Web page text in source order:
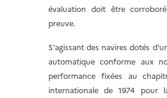
évaluation doit être
preuve.
S'agissant des navires dotés
automatique conforme aux
performance fixées au
internationale de 1974 pour